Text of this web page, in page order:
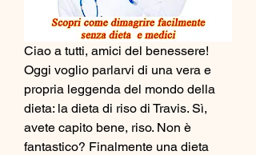
Ciao a tutti, amici del benessere!
Oggi voglio parlarvi di una vera e
propria leggenda del mondo della
dieta: la dieta di riso di Travis. Sì,
avete capito bene, riso. Non è
fantastico? Finalmente una dieta